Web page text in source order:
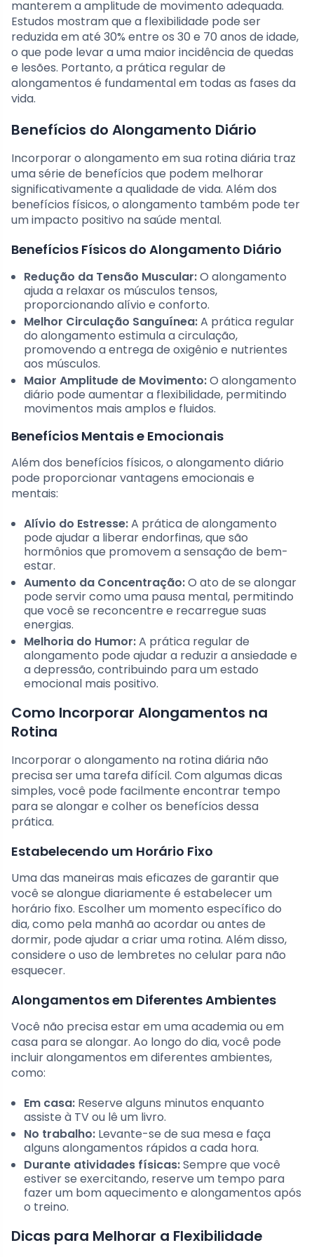
manterem a amplitude de movimento adequada.
Estudos mostram que a flexibilidade pode ser
reduzida em até 30% entre os 30 e 70 anos de idade,
o que pode levar a uma maior incidência de quedas
e lesões. Portanto, a prática regular de
alongamentos é fundamental em todas as fases da
vida.
Benefícios do Alongamento Diário
Incorporar o alongamento em sua rotina diária traz
uma série de benefícios que podem melhorar
significativamente a qualidade de vida. Além dos
benefícios físicos, o alongamento também pode ter
um impacto positivo na saúde mental.
Benefícios Físicos do Alongamento Diário
Redução da Tensão Muscular:O alongamento
ajuda a relaxar os músculos tensos,
proporcionando alívio e conforto.
Melhor Circulação Sanguínea:A prática regular
do alongamento estimula a circulação,
promovendo a entrega de oxigênio e nutrientes
aos músculos.
Maior Amplitude de Movimento:O alongamento
diário pode aumentar a flexibilidade, permitindo
movimentos mais amplos e fluidos.
Benefícios Mentais e Emocionais
Além dos benefícios físicos, o alongamento diário
pode proporcionar vantagens emocionais e
mentais:
Alívio do Estresse:A prática de alongamento
pode ajudar a liberar endorfinas, que são
hormônios que promovem a sensação de bem-
estar.
Aumento da Concentração:O ato de se alongar
pode servir como uma pausa mental, permitindo
que você se reconcentre e recarregue suas
energias.
Melhoria do Humor:A prática regular de
alongamento pode ajudar a reduzir a ansiedade e
a depressão, contribuindo para um estado
emocional mais positivo.
Como Incorporar Alongamentos na
Rotina
Incorporar o alongamento na rotina diária não
precisa ser uma tarefa difícil. Com algumas dicas
simples, você pode facilmente encontrar tempo
para se alongar e colher os benefícios dessa
prática.
Estabelecendo um Horário Fixo
Uma das maneiras mais eficazes de garantir que
você se alongue diariamente é estabelecer um
horário fixo. Escolher um momento específico do
dia, como pela manhã ao acordar ou antes de
dormir, pode ajudar a criar uma rotina. Além disso,
considere o uso de lembretes no celular para não
esquecer.
Alongamentos em Diferentes Ambientes
Você não precisa estar em uma academia ou em
casa para se alongar. Ao longo do dia, você pode
incluir alongamentos em diferentes ambientes,
como:
Em casa: Reserve alguns minutos enquanto
assiste à TV ou lê um livro.
No trabalho: Levante-se de sua mesa e faça
alguns alongamentos rápidos a cada hora.
Durante atividades físicas:Sempre que você
estiver se exercitando, reserve um tempo para
fazer um bom aquecimento e alongamentos após
o treino.
Dicas para Melhorar a Flexibilidade